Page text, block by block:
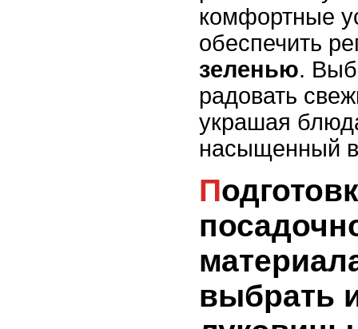
комфортные
обеспечить
зеленью.
радовать
украшая
насыщенный
Подготовка
выбрать